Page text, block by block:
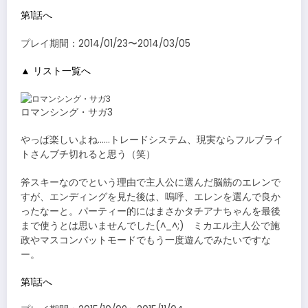
第1話へ
プレイ期間：2014/01/23〜2014/03/05
▲ リスト一覧へ
ロマンシング・サガ3
やっぱ楽しいよね……トレードシステム、現実ならフルブライ
トさんブチ切れると思う（笑）
斧スキーなのでという理由で主人公に選んだ脳筋のエレンで
すが、エンディングを見た後は、嗚呼、エレンを選んで良か
ったなーと。パーティー的にはまさかタチアナちゃんを最後
まで使うとは思いませんでした(^_^;) ミカエル主人公で施
政やマスコンバットモードでもう一度遊んでみたいですな
ー。
第1話へ